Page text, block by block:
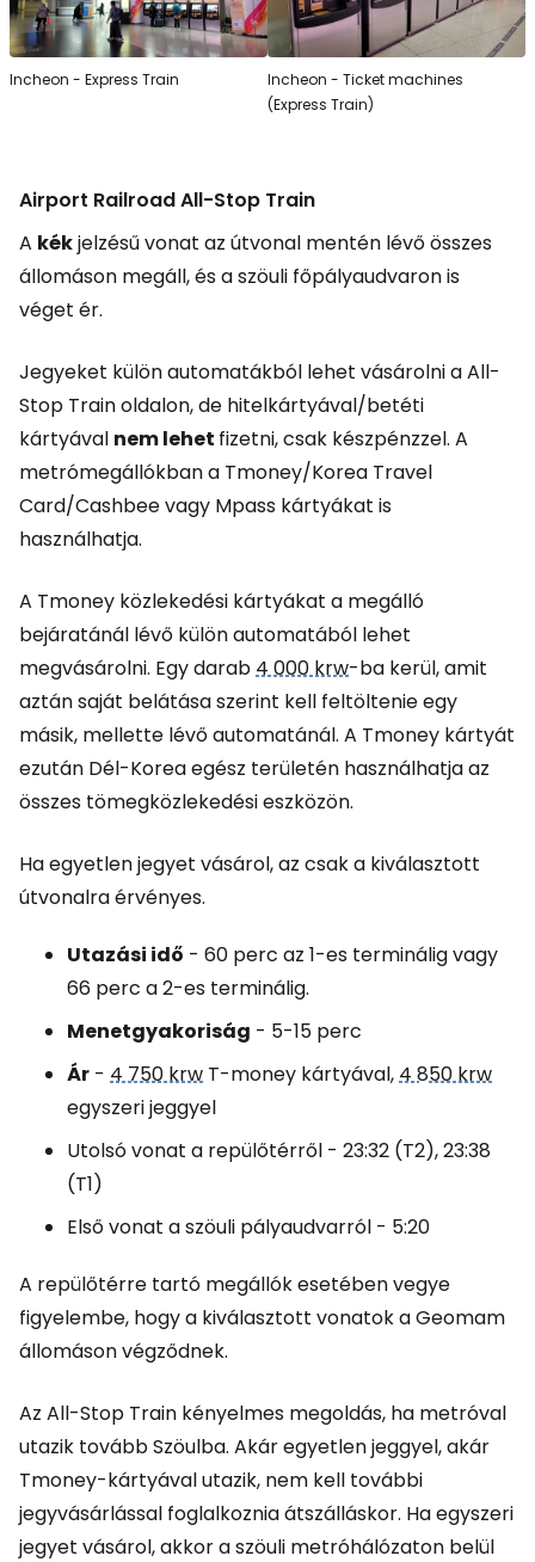
Incheon - Express Train
Incheon - Ticket machines
(Express Train)
Airport Railroad All-Stop Train
A kékjelzésű vonat az útvonal mentén lévő összes
állomáson megáll, és a szöuli főpályaudvaron is
véget ér.
Jegyeket külön automatákból lehet vásárolni aAll-
Stop Trainoldalon, de hitelkártyával/betéti
kártyával nem lehet fizetni, csak készpénzzel. A
metrómegállókban a Tmoney/Korea Travel
Card/Cashbee vagy Mpass kártyákat is
használhatja.
A Tmoney közlekedési kártyákat a megálló
bejáratánál lévő külön automatából lehet
megvásárolni. Egy darab 4 000 krw-ba kerül, amit
aztán saját belátása szerint kell feltöltenie egy
másik, mellette lévő automatánál. A Tmoney kártyát
ezután Dél-Korea egész területén használhatja az
összes tömegközlekedési eszközön.
Ha egyetlen jegyet vásárol, az csak a kiválasztott
útvonalra érvényes.
Utazási idő - 60 perc az 1-es terminálig vagy
66 perc a 2-es terminálig.
Menetgyakoriság - 5-15 perc
Ár - 4 750 krw T-money kártyával, 4 850 krw
egyszeri jeggyel
Utolsó vonat a repülőtérről - 23:32 (T2), 23:38
(T1)
Első vonat a szöuli pályaudvarról - 5:20
A repülőtérre tartó megállók esetében vegye
figyelembe, hogy a kiválasztott vonatok a Geomam
állomáson végződnek.
Az All-Stop Train kényelmes megoldás, ha metróval
utazik tovább Szöulba. Akár egyetlen jeggyel, akár
Tmoney-kártyával utazik, nem kell további
jegyvásárlással foglalkoznia átszálláskor. Ha egyszeri
jegyet vásárol, akkor a szöuli metróhálózaton belül